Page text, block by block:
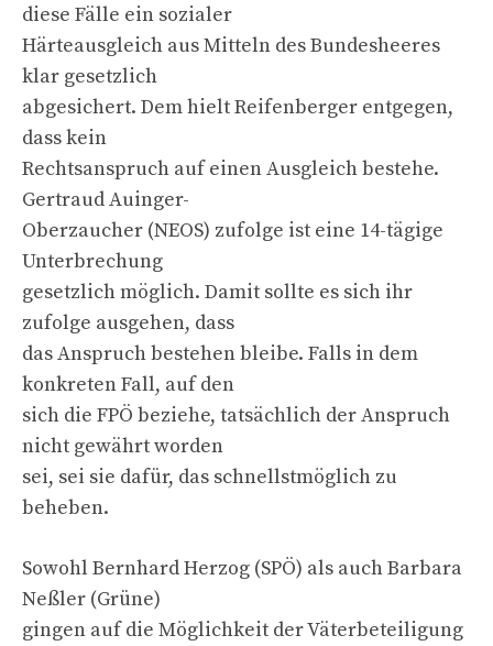
diese Fälle ein sozialer
Härteausgleich aus Mitteln des Bundesheeres
klar gesetzlich
abgesichert. Dem hielt Reifenberger entgegen,
dass kein
Rechtsanspruch auf einen Ausgleich bestehe.
Gertraud Auinger-
Oberzaucher (NEOS) zufolge ist eine 14-tägige
Unterbrechung
gesetzlich möglich. Damit sollte es sich ihr
zufolge ausgehen, dass
das Anspruch bestehen bleibe. Falls in dem
konkreten Fall, auf den
sich die FPÖ beziehe, tatsächlich der Anspruch
nicht gewährt worden
sei, sei sie dafür, das schnellstmöglich zu
beheben.
Sowohl Bernhard Herzog (SPÖ) als auch Barbara
Neßler (Grüne)
gingen auf die Möglichkeit der Väterbeteiligung